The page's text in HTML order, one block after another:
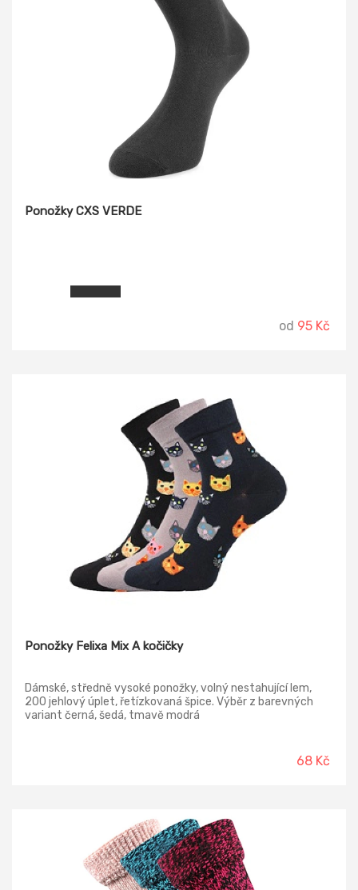
Ponožky CXS VERDE
od 95 Kč
Ponožky Felixa Mix A kočičky
Dámské, středně vysoké ponožky, volný nestahující lem,
200 jehlový úplet, řetízkovaná špice. Výběr z barevných
variant černá, šedá, tmavě modrá
68 Kč